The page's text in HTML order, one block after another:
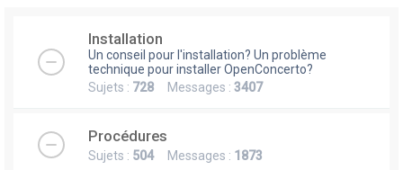
Installation
Un conseil pour l'installation? Un problème
technique pour installer OpenConcerto?
Sujets : 728 Messages : 3407
Procédures
Sujets : 504Messages : 1873